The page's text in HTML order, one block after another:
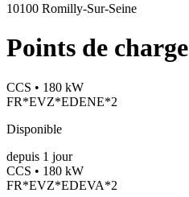
10100 Romilly-Sur-Seine
Points de charge
CCS • 180 kW
FR*EVZ*EDENE*2
Disponible
depuis 1 jour
CCS • 180 kW
FR*EVZ*EDEVA*2